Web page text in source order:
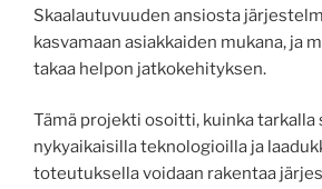
Skaalautuvuuden ansiosta
kasvamaan asiakkaiden mukana, ja
takaa helpon jatkokehityksen.
Tämä projekti osoitti, kuinka
nykyaikaisilla teknologioilla ja
toteutuksella voidaan rakentaa